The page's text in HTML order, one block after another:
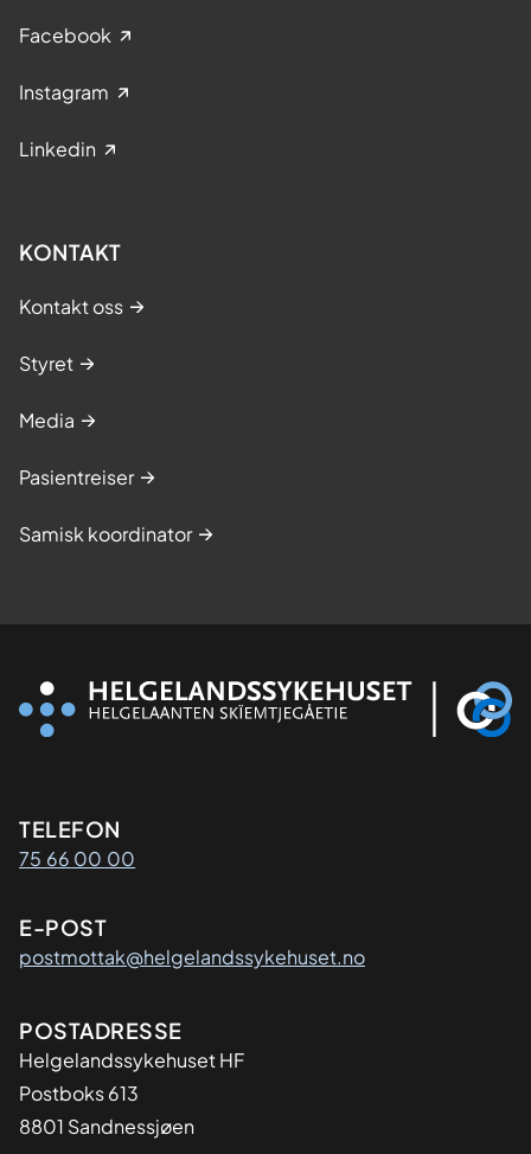
Facebook
Instagram
Linkedin
KONTAKT
Kontakt oss
Styret
Media
Pasientreiser
Samisk koordinator
Kontaktinformasjon
TELEFON
75 66 00 00
E-POST
postmottak@helgelandssykehuset.no
Adresse
POSTADRESSE
Helgelandssykehuset HF
Postboks 613
8801 Sandnessjøen